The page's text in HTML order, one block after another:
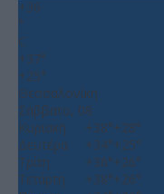
+36
°
C
+37°
+25°
Θεσσαλονίκη
Σάββατο, 08
Κυριακή
+38°+28°
Δευτέρα
+34°+25°
Τρίτη
+36°+26°
Τετάρτη
+38°+26°